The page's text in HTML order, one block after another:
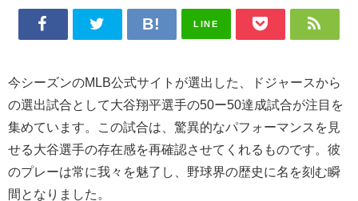
LINE
今シーズンのMLB公式サイトが選出した、ドジャースから
の選出試合として大谷翔平選手の50ー50達成試合が注目を
集めています。この試合は、驚異的なパフォーマンスを見
せる大谷選手の存在感を再確認させてくれるものです。彼
のプレーは常に我々を魅了し、野球界の歴史に名を刻む瞬
間となりました。